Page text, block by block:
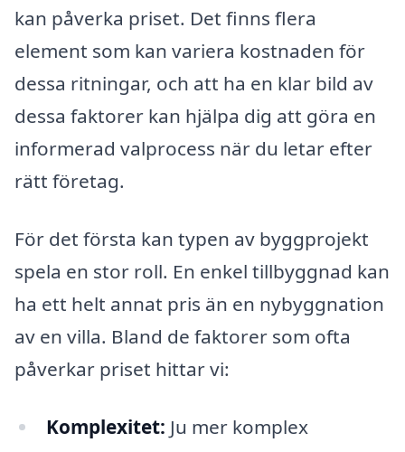
kan påverka priset. Det finns flera
element som kan variera kostnaden för
dessa ritningar, och att ha en klar bild av
dessa faktorer kan hjälpa dig att göra en
informerad valprocess när du letar efter
rätt företag.
För det första kan typen av byggprojekt
spela en stor roll. En enkel tillbyggnad kan
ha ett helt annat pris än en nybyggnation
av en villa. Bland de faktorer som ofta
påverkar priset hittar vi:
Komplexitet: Ju mer komplex